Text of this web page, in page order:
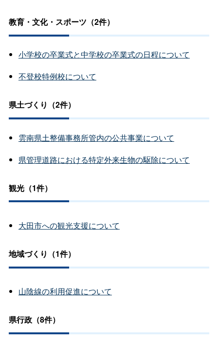
教育・文化・スポーツ（2件）
小学校の卒業式と中学校の卒業式の日程について
不登校特例校について
県土づくり（2件）
雲南県土整備事務所管内の公共事業について
県管理道路における特定外来生物の駆除について
観光（1件）
大田市への観光支援について
地域づくり（1件）
山陰線の利用促進について
県行政（8件）